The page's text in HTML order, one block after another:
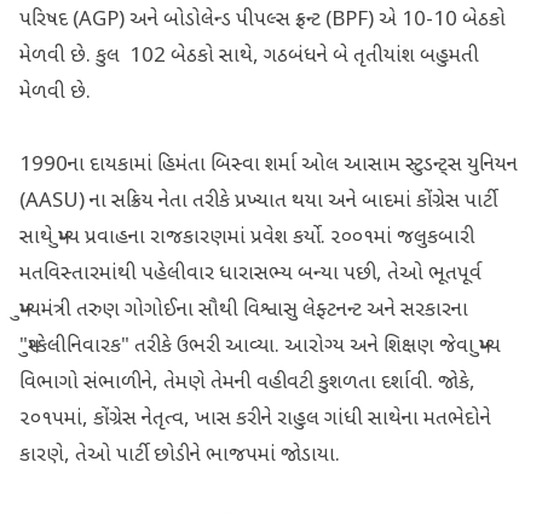
પરિષદ (AGP) અને બોડોલેન્ડ પીપલ્સ ફ્રન્ટ (BPF) એ 10-10 બેઠકો
મેળવી છે. કુલ 102 બેઠકો સાથે, ગઠબંધને બે તૃતીયાંશ બહુમતી
મેળવી છે.
1990ના દાયકામાં હિમંતા બિસ્વા શર્મા ઓલ આસામ સ્ટુડન્ટ્સ યુનિયન
(AASU) ના સક્રિય નેતા તરીકે પ્રખ્યાત થયા અને બાદમાં કોંગ્રેસ પાર્ટી
સાથે મુખ્ય પ્રવાહના રાજકારણમાં પ્રવેશ કર્યો. ૨૦૦૧માં જલુકબારી
મતવિસ્તારમાંથી પહેલીવાર ધારાસભ્ય બન્યા પછી, તેઓ ભૂતપૂર્વ
મુખ્યમંત્રી તરુણ ગોગોઈના સૌથી વિશ્વાસુ લેફ્ટનન્ટ અને સરકારના
"મુશ્કેલીનિવારક" તરીકે ઉભરી આવ્યા. આરોગ્ય અને શિક્ષણ જેવા મુખ્ય
વિભાગો સંભાળીને, તેમણે તેમની વહીવટી કુશળતા દર્શાવી. જોકે,
૨૦૧૫માં, કોંગ્રેસ નેતૃત્વ, ખાસ કરીને રાહુલ ગાંધી સાથેના મતભેદોને
કારણે, તેઓ પાર્ટી છોડીને ભાજપમાં જોડાયા.